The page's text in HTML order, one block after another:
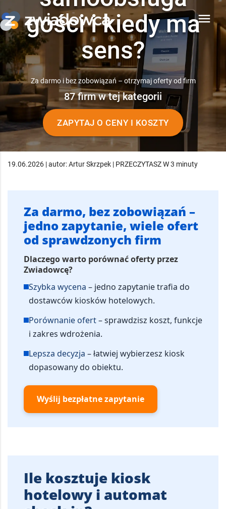
menu
gości i kiedy ma
sens?
Za darmo i bez zobowiązań – otrzymaj oferty od firm
87 firm w tej kategorii
ZAPYTAJ O CENY I KOSZTY
19.06.2026 | autor: Artur Skrzpek | PRZECZYTASZ W 3 minuty
Za darmo, bez zobowiązań –
jedno zapytanie, wiele ofert
od sprawdzonych firm
Dlaczego warto porównać oferty przez
Zwiadowcę?
Szybka wycena – jedno zapytanie trafia do
dostawców kiosków hotelowych.
Porównanie ofert– sprawdzisz koszt, funkcje
i zakres wdrożenia.
Lepsza decyzja – łatwiej wybierzesz kiosk
dopasowany do obiektu.
Wyślij bezpłatne zapytanie
Ile kosztuje kiosk
hotelowy i automat